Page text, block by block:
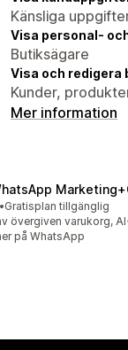
Känsliga
Visa personal-
Butiksägare
Visa och
Kunder,
Mer information
totalt
•Gratisplan tillgänglig
övergiven varukorg,
på WhatsApp